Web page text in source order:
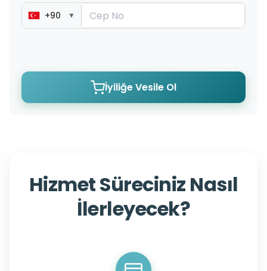
+90 ▼
İyiliğe Vesile Ol
Hizmet Süreciniz Nasıl
İlerleyecek?